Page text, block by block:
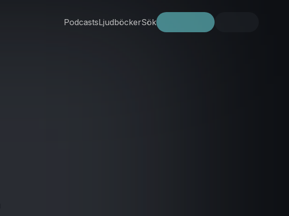
PodcastsLjudböckerSök